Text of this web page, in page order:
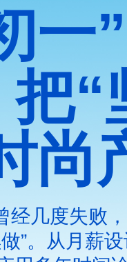
一
“
尚
几度失败，
”。从月薪